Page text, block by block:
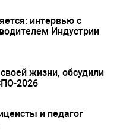
интервью с
Индустрии
жизни, обсудили
2026
и педагог